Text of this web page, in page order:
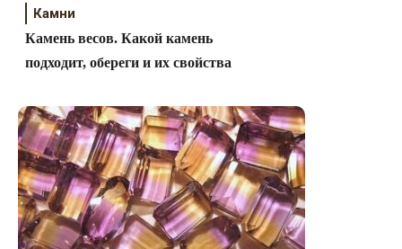
Камни
Камень весов. Какой камень
подходит, обереги и их свойства